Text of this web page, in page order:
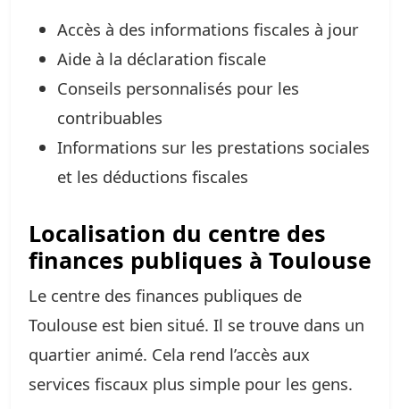
Accès à des informations fiscales à jour
Aide à la déclaration fiscale
Conseils personnalisés pour les
contribuables
Informations sur les prestations sociales
et les déductions fiscales
Localisation du centre des
finances publiques à Toulouse
Le centre des finances publiques de
Toulouse est bien situé. Il se trouve dans un
quartier animé. Cela rend l’accès aux
services fiscaux plus simple pour les gens.